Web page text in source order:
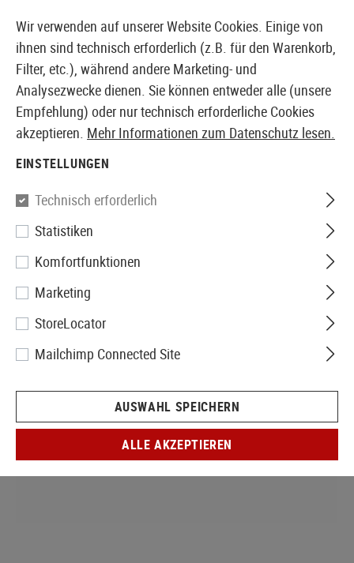
EUROPÄISCHER AIRSOFT SHOP & GROßHÄNDLER
Smith & Wesson
SW7 Fixed Blade Tanto
Wir verwenden auf unserer Website Cookies. Einige von
ihnen sind technisch erforderlich (z.B. für den Warenkorb,
Filter, etc.), während andere Marketing- und
Analysezwecke dienen. Sie können entweder alle (unsere
Empfehlung) oder nur technisch erforderliche Cookies
akzeptieren. Mehr Informationen zum Datenschutz lesen.
EINSTELLUNGEN
Technisch erforderlich
Statistiken
Komfortfunktionen
Marketing
StoreLocator
Mailchimp Connected Site
AUSWAHL SPEICHERN
ALLE AKZEPTIEREN